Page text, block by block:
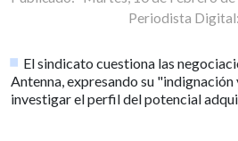
Periodista
El sindicato cuestiona las
Antenna, expresando su
investigar el perfil del potencial